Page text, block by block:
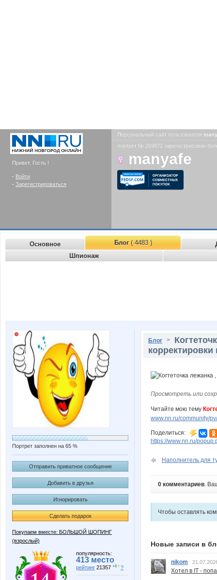
Привет, Гость !
- Войти
- Зарегистрироваться
Персональный сайт пользователя
портрет № 269872 зарегистрирован
manyafe
Основное Блог( 4483 )
Шпионаж
Портрет заполнен на 65 %
Отправить приватное сообщение
Добавить в друзья
Игнорировать
Сделать подарок
Покупаем вместе: БОЛЬШОЙ ШОПИНГ
(взрослый)
популярность:
413 место
рейтинг 21357 +6 ↑ ?
Блог >
Просмотреть или
Читайте мою тему
www.nn.ru/community/
Поделиться:
https://www.nn.ru/
Наполнитель для
0 комментариев.
Чтобы оставлять
Новые записи в
nikom
Хотел в IT -